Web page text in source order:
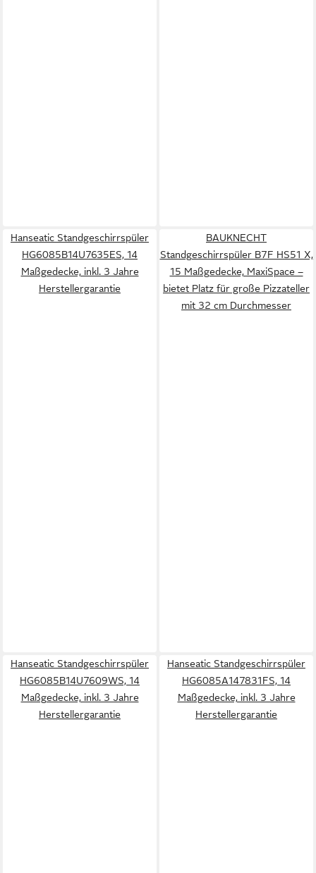
Hanseatic Standgeschirrspüler
HG6085B14U7635ES, 14
Maßgedecke, inkl. 3 Jahre
Herstellergarantie
BAUKNECHT
Standgeschirrspüler B7F HS51 X,
15 Maßgedecke, MaxiSpace –
bietet Platz für große Pizzateller
mit 32 cm Durchmesser
Hanseatic Standgeschirrspüler
HG6085B14U7609WS, 14
Maßgedecke, inkl. 3 Jahre
Herstellergarantie
Hanseatic Standgeschirrspüler
HG6085A147831FS, 14
Maßgedecke, inkl. 3 Jahre
Herstellergarantie